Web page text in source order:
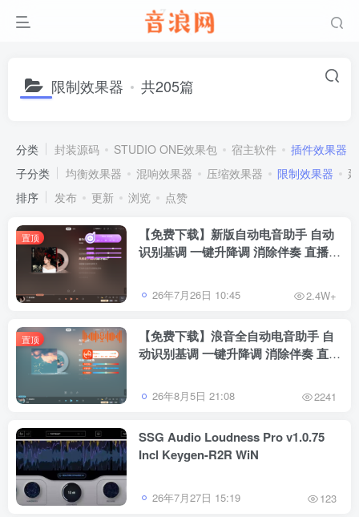
限制效果器 共205篇
分类 封装源码 STUDIO ONE效果包 宿主软件
插件效果器
子分类
均衡效果器 混响效果器 压缩效果器 限制效果器
排序
发布 更新 浏览 点赞
置顶
【免费下载】新版自动电音助手 自动
识别基调 一键升降调 消除伴奏 直播唱
26年7月26日 10:45 2.4W+
置顶
【免费下载】浪音全自动电音助手 自
动识别基调 一键升降调 消除伴奏 直播
26年8月5日 21:08 2241
SSG Audio Loudness Pro v1.0.75
Incl Keygen-R2R WiN
26年7月27日 15:19 123